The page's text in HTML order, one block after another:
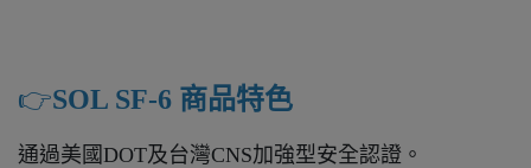
👉️SOL SF-6 商品特色
通過美國DOT及台灣CNS加強型安全認證。